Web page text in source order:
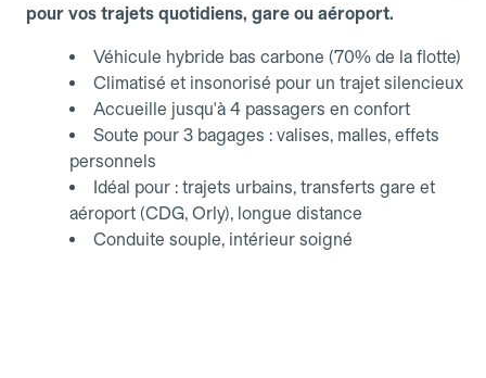
pour vos trajets quotidiens, gare ou aéroport.
Véhicule hybride bas carbone (70% de la flotte)
Climatisé et insonorisé pour un trajet silencieux
Accueille jusqu'à 4 passagers en confort
Soute pour 3 bagages : valises, malles, effets
personnels
Idéal pour : trajets urbains, transferts gare et
aéroport (CDG, Orly), longue distance
Conduite souple, intérieur soigné